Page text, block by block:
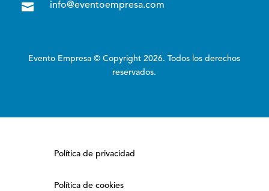
 info@eventoempresa.com
Evento Empresa © Copyright 2026. Todos los derechos
reservados.
Política de privacidad
Política de cookies